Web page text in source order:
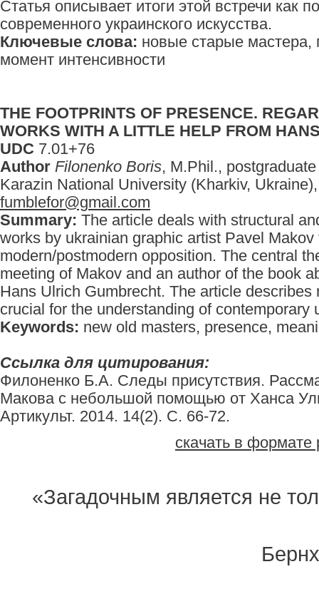
Статья описывает итоги этой встречи как
современного украинского искусства.
Ключевые слова: новые старые мастера,
момент интенсивности
THE FOOTPRINTS OF PRESENCE.
WORKS WITH A LITTLE HELP FROM
UDC 7.01+76
Author Filonenko Boris, M.Phil.,
Karazin National University (Kharkiv,
fumblefor@gmail.com
Summary: The article deals with structural
works by ukrainian graphic artist Pavel
modern/postmodern opposition. The central
meeting of Makov and an author of the book
Hans Ulrich Gumbrecht. The article
crucial for the understanding of contemporary
Keywords: new old masters, presence,
Ссылка для цитирования:
Филоненко Б.А. Следы присутствия.
Макова с небольшой помощью от Ханса
Артикульт. 2014. 14(2). С. 66-72.
скачать в формате
«Загадочным является не